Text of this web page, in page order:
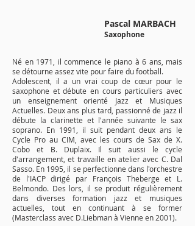
Pascal MARBACH
Saxophone
​Né en 1971, il commence le piano à 6 ans, mais
se détourne assez vite pour faire du football.
Adolescent, il a un vrai coup de cœur pour le
saxophone et débute en cours particuliers avec
un enseignement orienté Jazz et Musiques
Actuelles. Deux ans plus tard, passionné de jazz il
débute la clarinette et l'année suivante le sax
soprano. En 1991, il suit pendant deux ans le
Cycle Pro au CIM, avec les cours de Sax de X.
Cobo et B. Duplaix. Il suit aussi le cycle
d'arrangement, et travaille en atelier avec C. Dal
Sasso. En 1995, il se perfectionne dans l'orchestre
de l'IACP dirigé par François Theberge et L.
Belmondo. Des lors, il se produit régulièrement
dans diverses formation jazz et musiques
actuelles, tout en continuant à se former
(Masterclass avec D.Liebman à Vienne en 2001).